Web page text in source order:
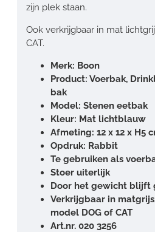
zijn plek staan.
Ook verkrijgbaar in mat
CAT.
Merk: Boon
Product: Voerbak,
bak
Model: Stenen eetbak
Kleur: Mat lichtblauw
Afmeting: 12 x 12 x H5
Opdruk: Rabbit
Te gebruiken als
Stoer uiterlijk
Door het gewicht blijft
Verkrijgbaar in
model DOG of CAT
Art.nr. 020 3256